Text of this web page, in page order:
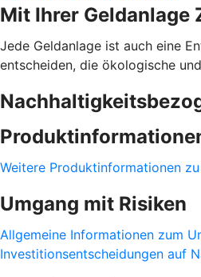
Mit Ihrer
Jede Geldanlage ist auch eine
entscheiden, die ökologische
Weitere Produktinformationen
Umgang mit Risiken
Allgemeine Informationen zum
Investitionsentscheidungen auf